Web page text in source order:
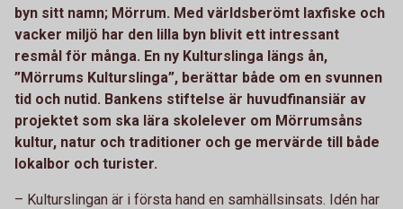
byn sitt namn; Mörrum. Med världsberömt laxfiske och
vacker miljö har den lilla byn blivit ett intressant
resmål för många. En ny Kulturslinga längs ån,
”Mörrums Kulturslinga”, berättar både om en svunnen
tid och nutid. Bankens stiftelse är huvudfinansiär av
projektet som ska lära skolelever om Mörrumsåns
kultur, natur och traditioner och ge mervärde till både
lokalbor och turister.
– Kulturslingan är i första hand en samhällsinsats. Idén har